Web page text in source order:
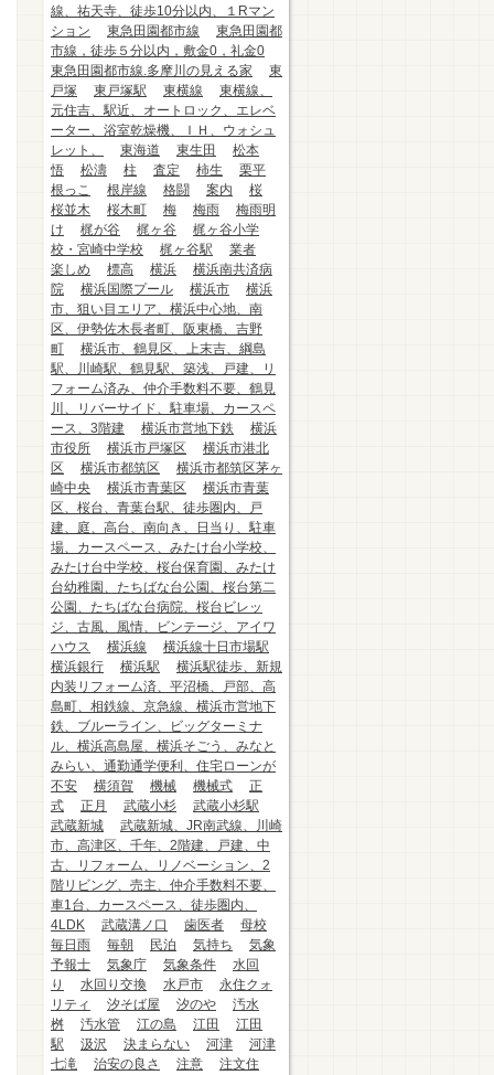
線、祐天寺、徒歩10分以内、１Rマン
ション
東急田園都市線
東急田園都
市線，徒歩５分以内，敷金0，礼金0
東急田園都市線.多摩川の見える家
東
戸塚
東戸塚駅 東横線
東横線、
元住吉、駅近、オートロック、エレベ
ーター、浴室乾燥機、ＩＨ、ウォシュ
レット、
東海道 東生田
松本
悟
松濤 柱 査定 柿生
栗平
根っこ
根岸線 格闘 案内
桜
桜並木
桜木町 梅 梅雨
梅雨明
け
梶が谷 梶ヶ谷
梶ヶ谷小学
校・宮崎中学校
梶ヶ谷駅
業者
楽しめ
標高 横浜
横浜南共済病
院
横浜国際プール 横浜市
横浜
市、狙い目エリア、横浜中心地、南
区、伊勢佐木長者町、阪東橋、吉野
町
横浜市、鶴見区、上末吉、綱島
駅、川崎駅、鶴見駅、築浅、戸建、リ
フォーム済み、仲介手数料不要、鶴見
川、リバーサイド、駐車場、カースペ
ース、3階建
横浜市営地下鉄
横浜
市役所
横浜市戸塚区
横浜市港北
区
横浜市都筑区
横浜市都筑区茅ヶ
崎中央
横浜市青葉区
横浜市青葉
区、桜台、青葉台駅、徒歩圏内、戸
建、庭、高台、南向き、日当り、駐車
場、カースペース、みたけ台小学校、
みたけ台中学校、桜台保育園、みたけ
台幼稚園、たちばな台公園、桜台第二
公園、たちばな台病院、桜台ビレッ
ジ、古風、風情、ビンテージ、アイワ
ハウス
横浜線
横浜線十日市場駅
横浜銀行
横浜駅
横浜駅徒歩、新規
内装リフォーム済、平沼橋、戸部、高
島町、相鉄線、京急線、横浜市営地下
鉄、ブルーライン、ビッグターミナ
ル、横浜高島屋、横浜そごう、みなと
みらい、通勤通学便利、住宅ローンが
不安
横須賀 機械 機械式
正
式
正月 武蔵小杉
武蔵小杉駅
武蔵新城
武蔵新城、JR南武線、川崎
市、高津区、千年、2階建、戸建、中
古、リフォーム、リノベーション、2
階リビング、売主、仲介手数料不要、
車1台、カースペース、徒歩圏内、
4LDK
武蔵溝ノ口 歯医者
母校
毎日雨
毎朝 民泊 気持ち
気象
予報士
気象庁 気象条件
水回
り
水回り交換 水戸市
永住クォ
リティ
汐そば屋 汐のや
汚水
桝
汚水管 江の島 江田
江田
駅
汲沢 決まらない 河津
河津
七滝
治安の良さ 注意
注文住